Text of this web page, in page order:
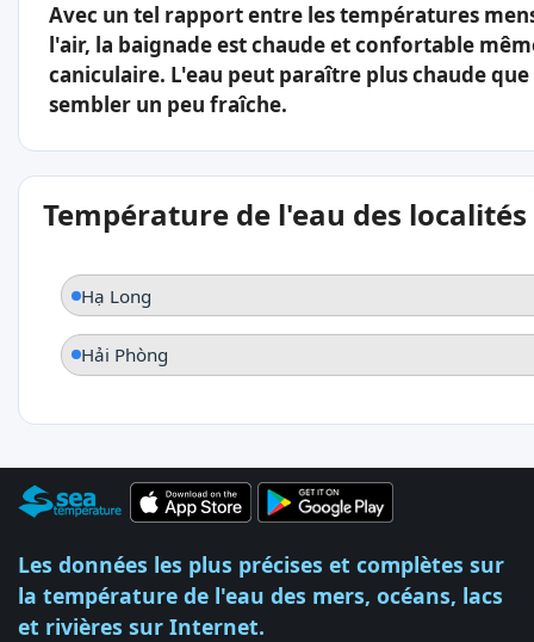
Avec un tel rapport entre les températures
l'air, la baignade est chaude et confortable
caniculaire. L'eau peut paraître plus chaude
sembler un peu fraîche.
Température de l'eau des
Hạ Long
Hải Phòng
Les données les plus précises et complètes sur
la température de l'eau des mers, océans, lacs
et rivières sur Internet.